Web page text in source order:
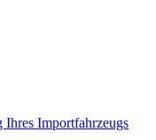
Ihres Importfahrzeugs